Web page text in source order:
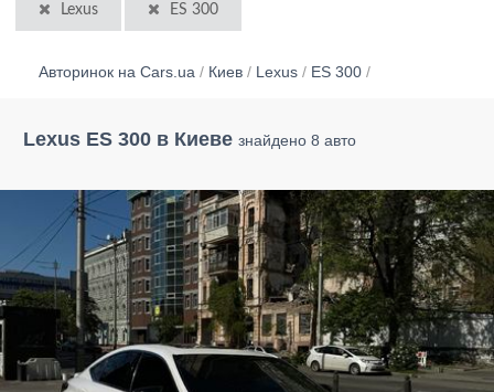
Lexus ES 300
Авторинок на Cars.ua / Киев / Lexus / ES 300 /
Lexus ES 300 в Киеве знайдено 8 авто